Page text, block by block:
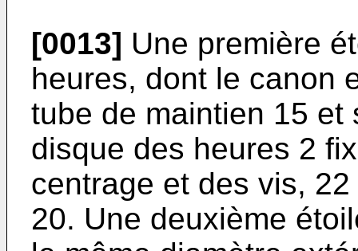
[0013] Une première
heures, dont le canon
tube de maintien 15
disque des heures 2
centrage et des vis,
20. Une deuxième